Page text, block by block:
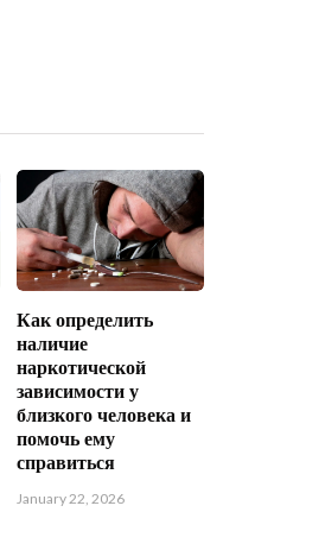
Как определить
наличие
наркотической
зависимости у
близкого человека и
помочь ему
справиться
January 22, 2026